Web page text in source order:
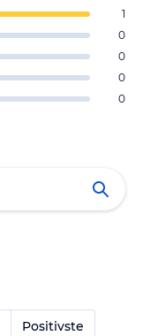
1
0
0
0
0
Positivste